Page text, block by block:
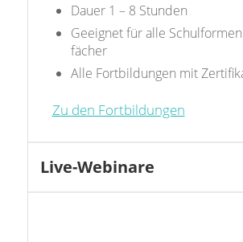
Dauer 1 – 8 Stunden
Geeignet für alle
fächer
Alle Fortbildungen mit
Zu den Fortbildungen
Live-Webinare